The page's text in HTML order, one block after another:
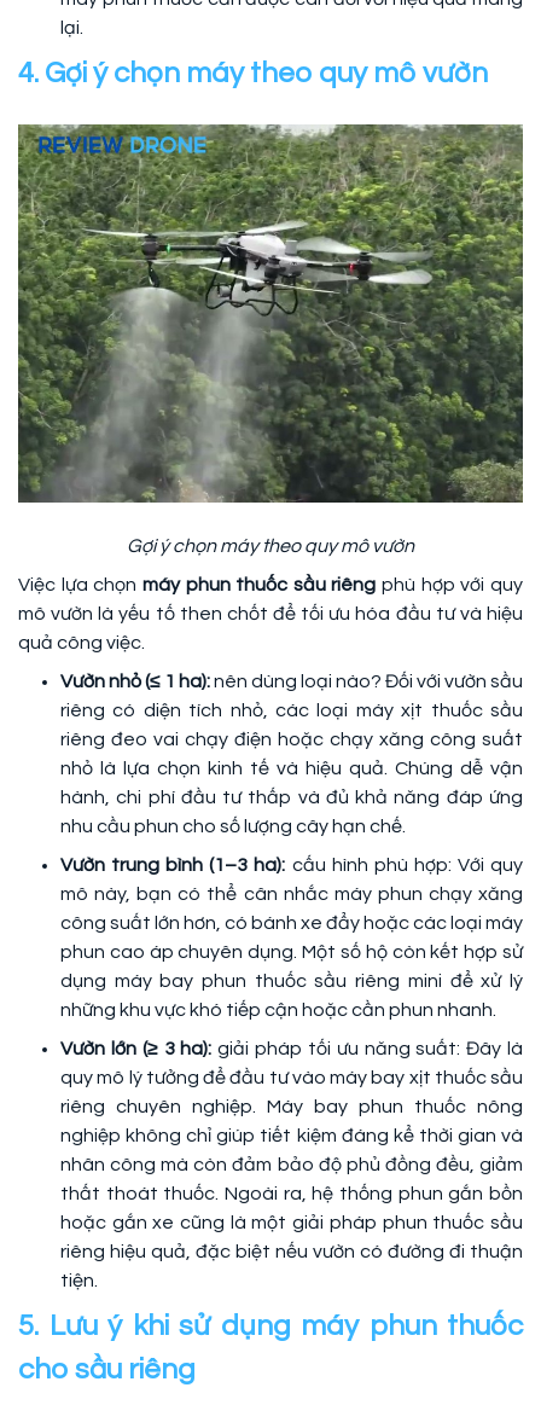
lại.
4. Gợi ý chọn máy theo quy mô vườn
Gợi ý chọn máy theo quy mô vườn
Việc lựa chọn máy phun thuốc sầu riêng phù hợp với quy
mô vườn là yếu tố then chốt để tối ưu hóa đầu tư và hiệu
quả công việc.
Vườn nhỏ (≤ 1 ha):nên dùng loại nào? Đối với vườn sầu
riêng có diện tích nhỏ, các loại máy xịt thuốc sầu
riêng đeo vai chạy điện hoặc chạy xăng công suất
nhỏ là lựa chọn kinh tế và hiệu quả. Chúng dễ vận
hành, chi phí đầu tư thấp và đủ khả năng đáp ứng
nhu cầu phun cho số lượng cây hạn chế.
Vườn trung bình (1–3 ha): cấu hình phù hợp: Với quy
mô này, bạn có thể cân nhắc máy phun chạy xăng
công suất lớn hơn, có bánh xe đẩy hoặc các loại máy
phun cao áp chuyên dụng. Một số hộ còn kết hợp sử
dụng máy bay phun thuốc sầu riêng mini để xử lý
những khu vực khó tiếp cận hoặc cần phun nhanh.
Vườn lớn (≥ 3 ha):giải pháp tối ưu năng suất: Đây là
quy mô lý tưởng để đầu tư vào máy bay xịt thuốc sầu
riêng chuyên nghiệp. Máy bay phun thuốc nông
nghiệp không chỉ giúp tiết kiệm đáng kể thời gian và
nhân công mà còn đảm bảo độ phủ đồng đều, giảm
thất thoát thuốc. Ngoài ra, hệ thống phun gắn bồn
hoặc gắn xe cũng là một giải pháp phun thuốc sầu
riêng hiệu quả, đặc biệt nếu vườn có đường đi thuận
tiện.
5. Lưu ý khi sử dụng máy phun thuốc
cho sầu riêng